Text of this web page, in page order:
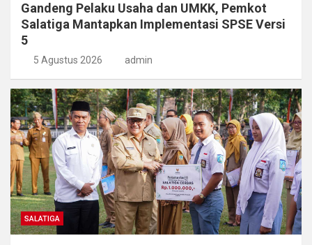
Gandeng Pelaku Usaha dan UMKK, Pemkot
Salatiga Mantapkan Implementasi SPSE Versi
5
5 Agustus 2026 admin
SALATIGA